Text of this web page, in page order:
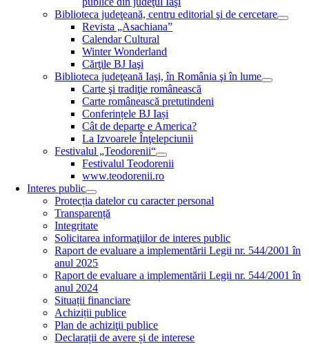
Biblioteca judeţeană, centru editorial şi de cercetare
Revista „Asachiana”
Calendar Cultural
Winter Wonderland
Cărţile BJ Iaşi
Biblioteca judeţeană Iaşi, în România şi în lume
Carte şi tradiţie românească
Carte românească pretutindeni
Conferințele BJ Iași
Cât de departe e America?
La Izvoarele Înţelepciunii
Festivalul „Teodorenii“
Festivalul Teodorenii
www.teodorenii.ro
Interes public
Protecția datelor cu caracter personal
Transparență
Integritate
Solicitarea informaţiilor de interes public
Raport de evaluare a implementării Legii nr. 544/2001 în
anul 2025
Raport de evaluare a implementării Legii nr. 544/2001 în
anul 2024
Situații financiare
Achiziții publice
Plan de achiziţii publice
Declarații de avere și de interese